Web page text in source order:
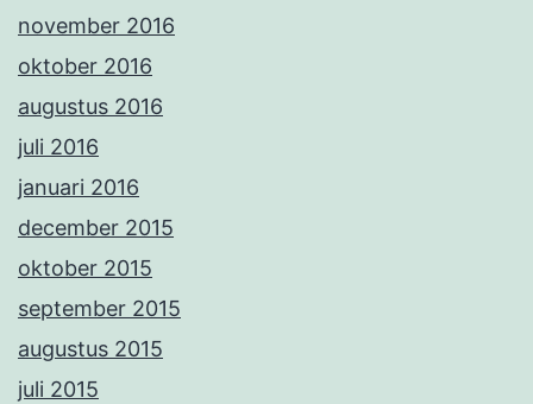
november 2016
oktober 2016
augustus 2016
juli 2016
januari 2016
december 2015
oktober 2015
september 2015
augustus 2015
juli 2015